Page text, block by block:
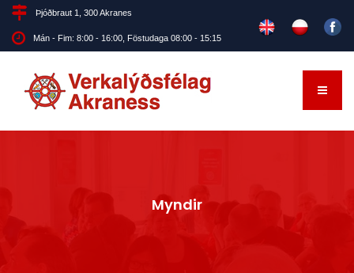
Þjóðbraut 1, 300 Akranes
Mán - Fim: 8:00 - 16:00, Föstudaga 08:00 - 15:15
Myndir